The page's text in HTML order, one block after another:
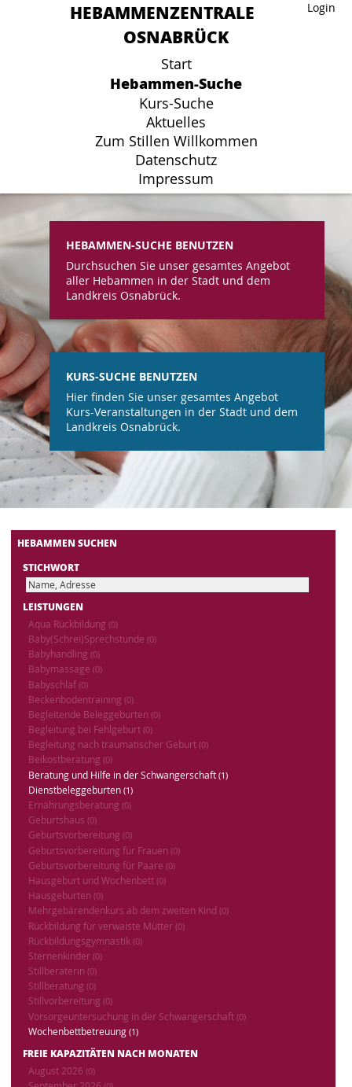
Login
HEBAMMENZENTRALE
OSNABRÜCK
Start
Hebammen-Suche
Kurs-Suche
Aktuelles
Zum Stillen Willkommen
Datenschutz
Impressum
Login
HEBAMMENZENTRALE
OSNABRÜCK
Start
Hebammen-Suche
Kurs-Suche
Aktuelles
Zum Stillen Willkommen
Datenschutz
Impressum
HEBAMMEN-SUCHE BENUTZEN
Durchsuchen Sie unser gesamtes Angebot
aller Hebammen in der Stadt und dem
Landkreis Osnabrück.
KURS-SUCHE BENUTZEN
Hier finden Sie unser gesamtes Angebot
Kurs-Veranstaltungen in der Stadt und dem
Landkreis Osnabrück.
HEBAMMEN SUCHEN
STICHWORT
LEISTUNGEN
Aqua Rückbildung (0)
Baby(Schrei)Sprechstunde (0)
Babyhandling (0)
Babymassage (0)
Babyschlaf (0)
Beckenbodentraining (0)
Begleitende Beleggeburten (0)
Begleitung bei Fehlgeburt (0)
Begleitung nach traumatischer Geburt (0)
Beikostberatung (0)
Beratung und Hilfe in der Schwangerschaft (1)
Dienstbeleggeburten (1)
Ernährungsberatung (0)
Geburtshaus (0)
Geburtsvorbereitung (0)
Geburtsvorbereitung für Frauen (0)
Geburtsvorbereitung für Paare (0)
Hausgeburt und Wochenbett (0)
Hausgeburten (0)
Mehrgebärendenkurs ab dem zweiten Kind (0)
Rückbildung für verwaiste Mütter (0)
Rückbildungsgymnastik (0)
Sternenkinder (0)
Stillberaterin (0)
Stillberatung (0)
Stillvorbereitung (0)
Vorsorgeuntersuchung in der Schwangerschaft (0)
Wochenbettbetreuung (1)
FREIE KAPAZITÄTEN NACH MONATEN
August 2026 (0)